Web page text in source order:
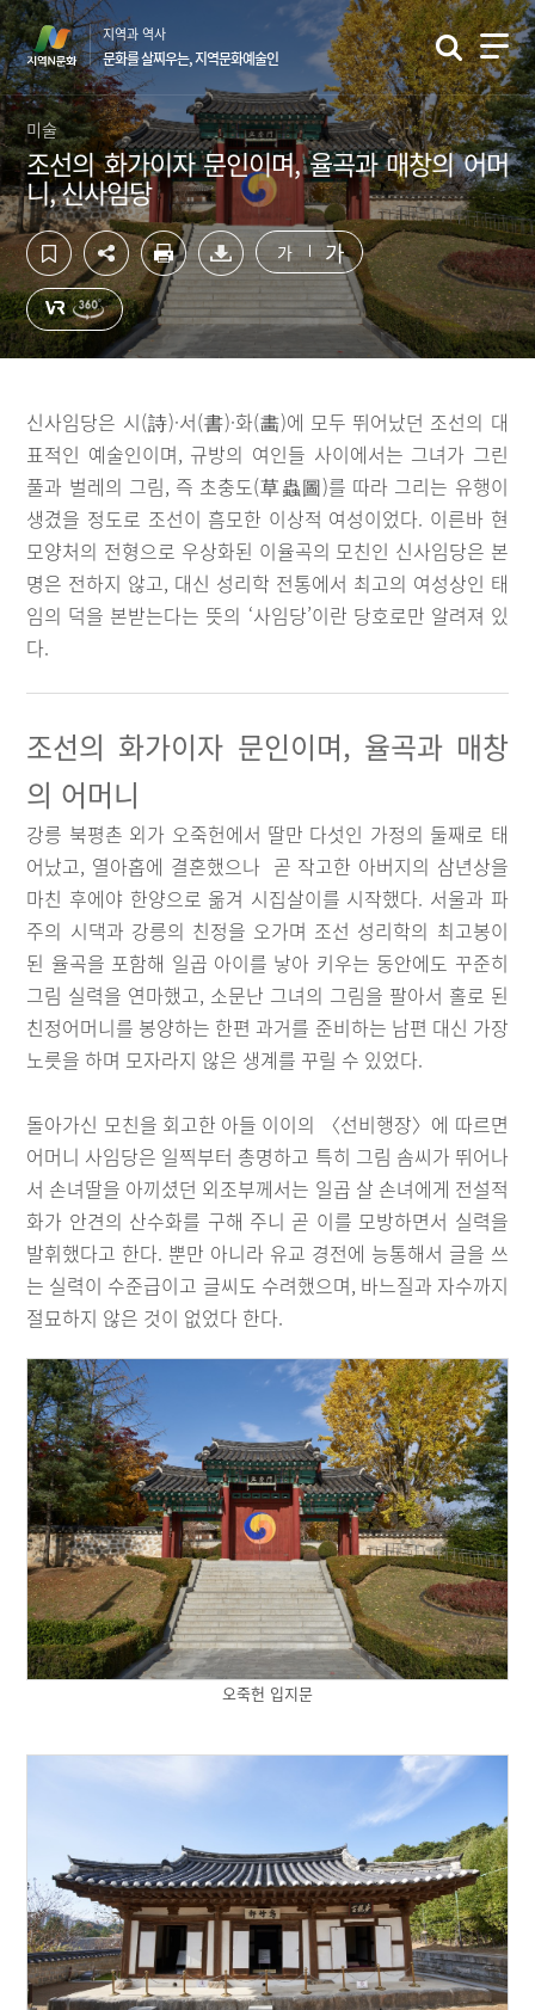
컨
텐
츠
영
역
바
로
가
기
하
단
영
역
바
로
가
기
지역과 역사
문화를 살찌우는, 지역문화예술인
미술
조선의 화가이자 문인이며, 율곡과 매창의 어머
니, 신사임당
가 가
신사임당은 시(詩)·서(書)·화(畵)에 모두 뛰어났던 조선의 대
표적인 예술인이며, 규방의 여인들 사이에서는 그녀가 그린
풀과 벌레의 그림, 즉 초충도(草蟲圖)를 따라 그리는 유행이
생겼을 정도로 조선이 흠모한 이상적 여성이었다. 이른바 현
모양처의 전형으로 우상화된 이율곡의 모친인 신사임당은 본
명은 전하지 않고, 대신 성리학 전통에서 최고의 여성상인 태
임의 덕을 본받는다는 뜻의 ‘사임당’이란 당호로만 알려져 있
다.
조선의 화가이자 문인이며, 율곡과 매창
의 어머니
강릉 북평촌 외가 오죽헌에서 딸만 다섯인 가정의 둘째로 태
어났고, 열아홉에 결혼했으나 곧 작고한 아버지의 삼년상을
마친 후에야 한양으로 옮겨 시집살이를 시작했다. 서울과 파
주의 시댁과 강릉의 친정을 오가며 조선 성리학의 최고봉이
된 율곡을 포함해 일곱 아이를 낳아 키우는 동안에도 꾸준히
그림 실력을 연마했고, 소문난 그녀의 그림을 팔아서 홀로 된
친정어머니를 봉양하는 한편 과거를 준비하는 남편 대신 가장
노릇을 하며 모자라지 않은 생계를 꾸릴 수 있었다.
돌아가신 모친을 회고한 아들 이이의 〈선비행장〉에 따르면
어머니 사임당은 일찍부터 총명하고 특히 그림 솜씨가 뛰어나
서 손녀딸을 아끼셨던 외조부께서는 일곱 살 손녀에게 전설적
화가 안견의 산수화를 구해 주니 곧 이를 모방하면서 실력을
발휘했다고 한다. 뿐만 아니라 유교 경전에 능통해서 글을 쓰
는 실력이 수준급이고 글씨도 수려했으며, 바느질과 자수까지
절묘하지 않은 것이 없었다 한다.
오죽헌 입지문